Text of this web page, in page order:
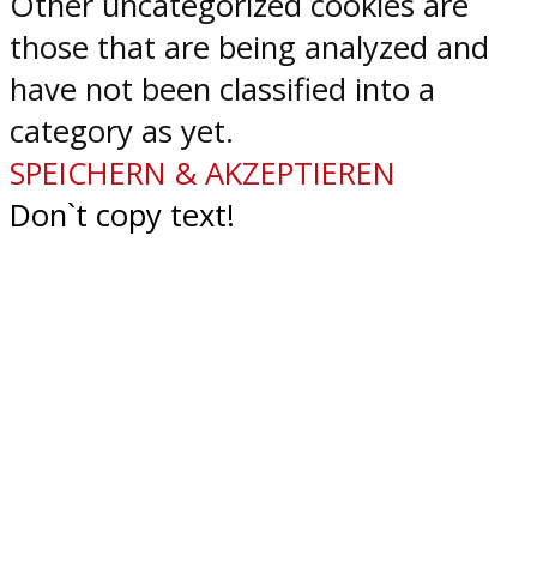
those that are being analyzed and
have not been classified into a
category as yet.
SPEICHERN & AKZEPTIEREN
Don`t copy text!